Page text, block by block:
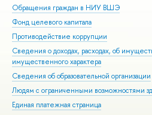
Обращения граждан в НИУ ВШЭ
Фонд целевого капитала
Противодействие коррупции
Сведения о доходах, расходах, об
имущественного характера
Сведения об образовательной организации
Людям с ограниченными возможностями
Единая платежная страница